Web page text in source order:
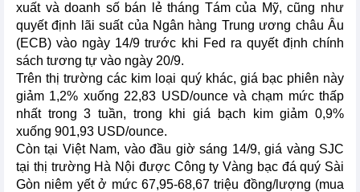
xuất và doanh số bán lẻ tháng Tám của Mỹ, cũng như
quyết định lãi suất của Ngân hàng Trung ương châu Âu
(ECB) vào ngày 14/9 trước khi Fed ra quyết định chính
sách tương tự vào ngày 20/9.
Trên thị trường các kim loại quý khác, giá bạc phiên này
giảm 1,2% xuống 22,83 USD/ounce và chạm mức thấp
nhất trong 3 tuần, trong khi giá bạch kim giảm 0,9%
xuống 901,93 USD/ounce.
Còn tại Việt Nam, vào đầu giờ sáng 14/9, giá vàng SJC
tại thị trường Hà Nội được Công ty Vàng bạc đá quý Sài
Gòn niêm yết ở mức 67,95-68,67 triệu đồng/lượng (mua